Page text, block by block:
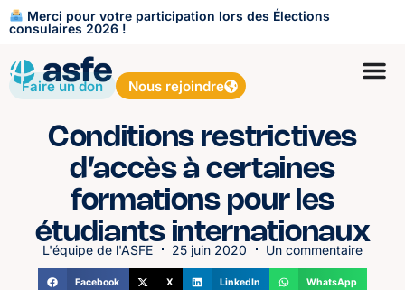
Merci pour votre participation lors des Élections
consulaires 2026 !
Faire un don Nous rejoindre
Conditions restrictives
d’accès à certaines
formations pour les
étudiants internationaux
L'équipe de l'ASFE 25 juin 2020 Un commentaire
Facebook X LinkedIn WhatsApp